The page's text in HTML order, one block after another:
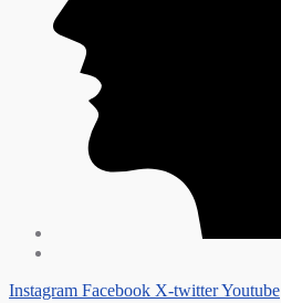
Instagram Facebook X-twitterYoutube